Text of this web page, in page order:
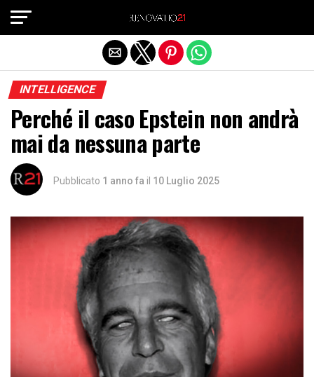
INTELLIGENCE
Perché il caso Epstein non andrà
mai da nessuna parte
Pubblicato 1 anno fa il 10 Luglio 2025
Exit mobile version